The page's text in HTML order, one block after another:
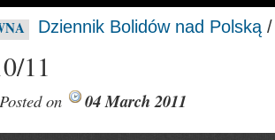
Dziennik Bolidów nad Polską
11
on 04 March 2011